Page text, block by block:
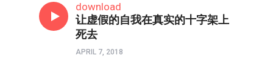
download
让虚假的自我在真实的十字架上
死去
APRIL 7, 2018